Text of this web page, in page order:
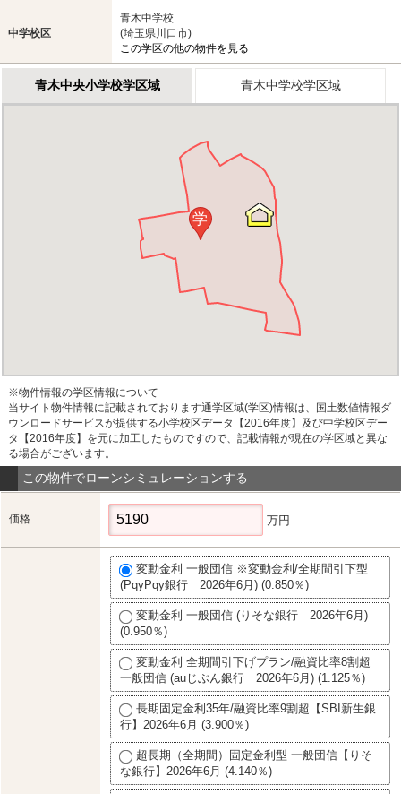
中学校区
青木中学校
(埼玉県川口市)
この学区の他の物件を見る
青木中央小学校学区域 青木中学校学区域
学
※物件情報の学区情報について
当サイト物件情報に記載されております通学区域(学区)情報は、国土数値情報ダ
ウンロードサービスが提供する小学校区データ【2016年度】及び中学校区デー
タ【2016年度】を元に加工したものですので、記載情報が現在の学区域と異な
る場合がございます。
この物件でローンシミュレーションする
価格 万円
変動金利 一般団信 ※変動金利/全期間引下型
(PqyPqy銀行 2026年6月) (0.850％)
変動金利 一般団信 (りそな銀行 2026年6月)
(0.950％)
変動金利 全期間引下げプラン/融資比率8割超
一般団信 (auじぶん銀行 2026年6月) (1.125％)
長期固定金利35年/融資比率9割超【SBI新生銀
行】2026年6月 (3.900％)
超長期（全期間）固定金利型 一般団信【りそ
な銀行】2026年6月 (4.140％)